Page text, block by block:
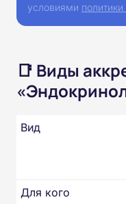
условиями
📑 Виды
Вид
Для кого